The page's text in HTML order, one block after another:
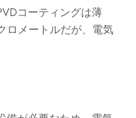
コーティングは薄
ロメートルだが、電気